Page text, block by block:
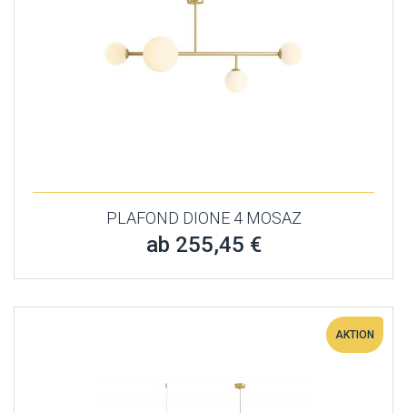
PLAFOND DIONE 4 MOSAZ
ab 255,45 €
AKTION